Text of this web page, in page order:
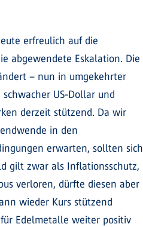
erfreulich auf die
abgewendete Eskalation. Die
– nun in umgekehrter
US-Dollar und
derzeit stützend. Da wir
in den
erwarten, sollten sich
gilt zwar als Inflationsschutz,
verloren, dürfte diesen aber
wieder Kurs stützend
Edelmetalle weiter positiv